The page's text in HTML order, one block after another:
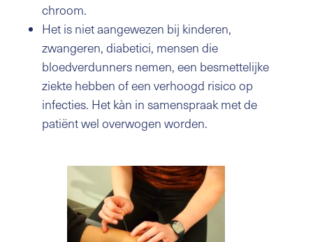
chroom.
Het is niet aangewezen bij kinderen,
zwangeren, diabetici, mensen die
bloedverdunners nemen, een besmettelijke
ziekte hebben of een verhoogd risico op
infecties. Het kàn in samenspraak met de
patiënt wel overwogen worden.